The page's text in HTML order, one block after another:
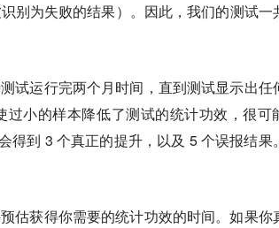
别为失败的结果）。因此，我们的测试一
试运行完两个月时间，直到测试显示出任
小的样本降低了测试的统计功效，很可
得到 3 个真正的提升，以及 5 个误报结果
估获得你需要的统计功效的时间。如果你